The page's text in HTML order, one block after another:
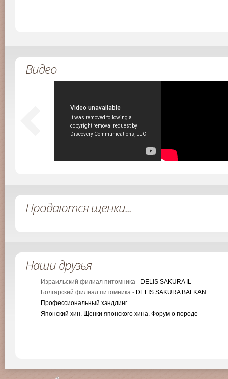
Видео
Продаются щенки...
Наши друзья
Израильский филиал питомника - DELIS SAKURA IL
Болгарский филиал питомника - DELIS SAKURA BALKAN
Профессиональный хэндлинг
Японский хин. Щенки японского хина. Форум о породе